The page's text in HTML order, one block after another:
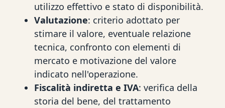
utilizzo effettivo e stato di disponibilità.
Valutazione: criterio adottato per
stimare il valore, eventuale relazione
tecnica, confronto con elementi di
mercato e motivazione del valore
indicato nell'operazione.
Fiscalità indiretta e IVA: verifica della
storia del bene, del trattamento